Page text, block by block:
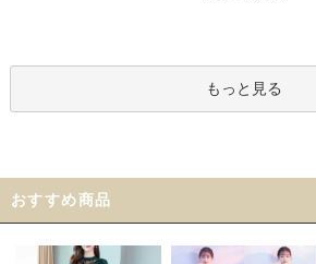
もっと見る
おすすめ商品